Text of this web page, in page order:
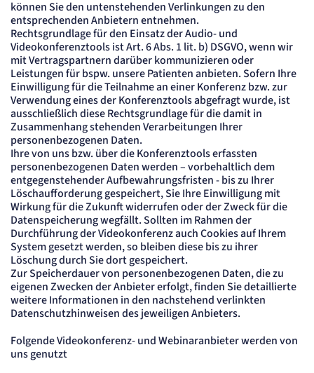
können Sie den untenstehenden Verlinkungen zu den
entsprechenden Anbietern entnehmen.
Rechtsgrundlage für den Einsatz der Audio- und
Videokonferenztools ist Art. 6 Abs. 1 lit. b) DSGVO, wenn wir
mit Vertragspartnern darüber kommunizieren oder
Leistungen für bspw. unsere Patienten anbieten. Sofern Ihre
Einwilligung für die Teilnahme an einer Konferenz bzw. zur
Verwendung eines der Konferenztools abgefragt wurde, ist
ausschließlich diese Rechtsgrundlage für die damit in
Zusammenhang stehenden Verarbeitungen Ihrer
personenbezogenen Daten.
Ihre von uns bzw. über die Konferenztools erfassten
personenbezogenen Daten werden – vorbehaltlich dem
entgegenstehender Aufbewahrungsfristen - bis zu Ihrer
Löschaufforderung gespeichert, Sie Ihre Einwilligung mit
Wirkung für die Zukunft widerrufen oder der Zweck für die
Datenspeicherung wegfällt. Sollten im Rahmen der
Durchführung der Videokonferenz auch Cookies auf Ihrem
System gesetzt werden, so bleiben diese bis zu ihrer
Löschung durch Sie dort gespeichert.
Zur Speicherdauer von personenbezogenen Daten, die zu
eigenen Zwecken der Anbieter erfolgt, finden Sie detaillierte
weitere Informationen in den nachstehend verlinkten
Datenschutzhinweisen des jeweiligen Anbieters.
Folgende Videokonferenz- und Webinaranbieter werden von
uns genutzt